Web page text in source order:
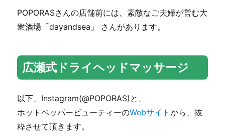
POPORASさんの店舗前には、素敵なご夫婦が営む大
衆酒場「dayandsea」 さんがあります。
広瀬式ドライヘッドマッサージ
以下、Instagram(@POPORAS)と、
ホットペッパービューティーのWebサイトから、抜
粋させて頂きます。